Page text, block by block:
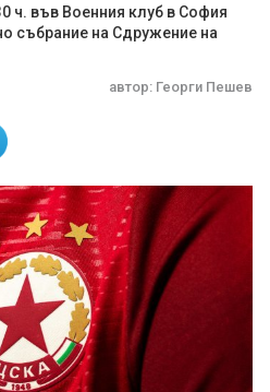
ч. във Военния клуб в София
събрание на Сдружение на
автор: Георги Пешев